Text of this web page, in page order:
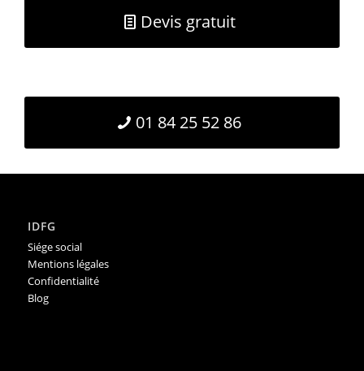
Devis gratuit
01 84 25 52 86
IDFG
Siége social
Mentions légales
Confidentialité
Blog